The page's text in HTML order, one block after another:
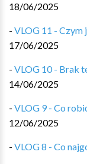
18/06/2025
- VLOG 11 -
17/06/2025
- VLOG 10 - Brak
14/06/2025
- VLOG 9 - Co
12/06/2025
- VLOG 8 - Co